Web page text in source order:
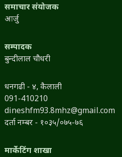
समाचार संयोजक
आर्जु
सम्पादक
बुन्दीलाल चौधरी
धनगढी - ४, कैलाली
091-410210
dineshfm93.8mhz@gmail.com
दर्ता नम्बर - १०३५/०७५-७६
मार्केटिंग शाखा